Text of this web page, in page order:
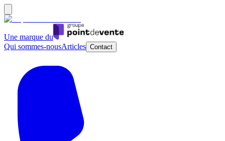
Une marque du
Qui sommes-nousArticles Contact